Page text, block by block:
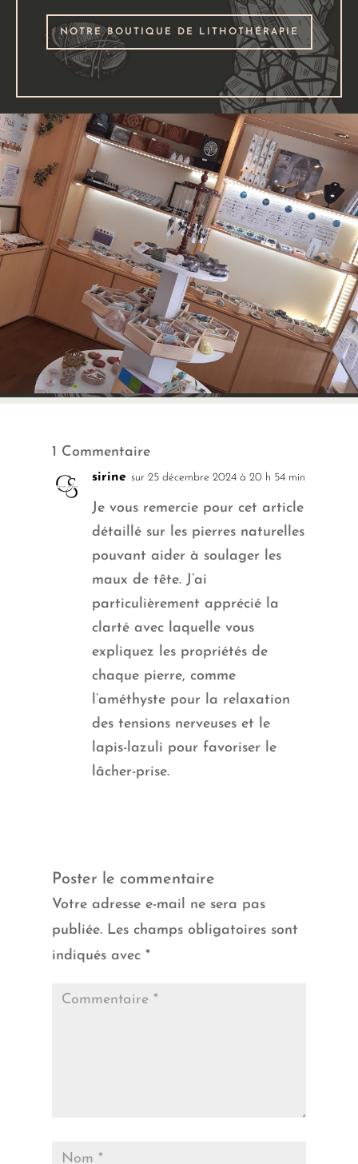
NOTRE BOUTIQUE DE LITHOTHÉRAPIE
1 Commentaire
sirine sur 25 décembre 2024 à 20 h 54 min
Je vous remercie pour cet article
détaillé sur les pierres naturelles
pouvant aider à soulager les
maux de tête. J’ai
particulièrement apprécié la
clarté avec laquelle vous
expliquez les propriétés de
chaque pierre, comme
l’améthyste pour la relaxation
des tensions nerveuses et le
lapis-lazuli pour favoriser le
lâcher-prise.
Poster le commentaire
Votre adresse e-mail ne sera pas
publiée. Les champs obligatoires sont
indiqués avec *